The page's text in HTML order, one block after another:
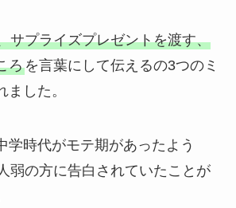
サプライズプレゼントを渡す、
ろを言葉にして伝えるの3つのミ
ました。
学時代がモテ期があったよう
弱の方に告白されていたことが